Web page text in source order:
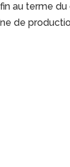
au terme
de